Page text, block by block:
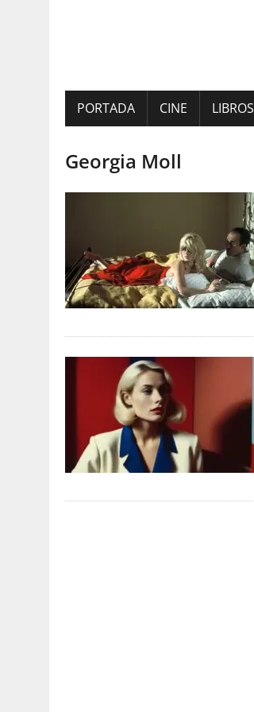
PORTADA CINE LIBROS
Georgia Moll